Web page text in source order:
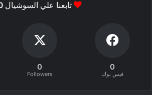
تابعنا علي السوشيال
0
فيس بوك
0
Followers